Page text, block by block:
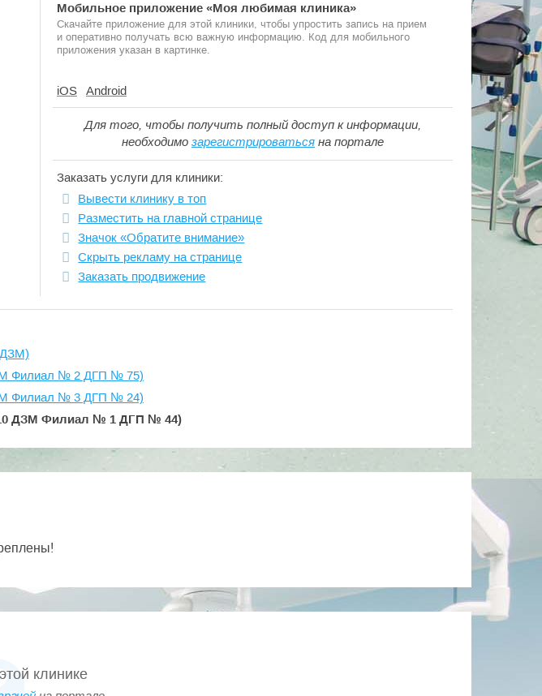
Мобильное приложение «Моя любимая клиника»
Скачайте приложение для этой клиники, чтобы упростить запись на прием
и оперативно получать всю важную информацию. Код для мобильного
приложения указан в картинке.
iOS Android
Для того, чтобы получить полный доступ к информации,
необходимо зарегистрироваться на портале
Заказать услуги для клиники:
Вывести клинику в топ
Разместить на главной странице
Значок «Обратите внимание»
Скрыть рекламу на странице
Заказать продвижение
ДЗМ)
Филиал № 2 ДГП № 75)
Филиал № 3 ДГП № 24)
ДЗМ Филиал № 1 ДГП № 44)
клинике